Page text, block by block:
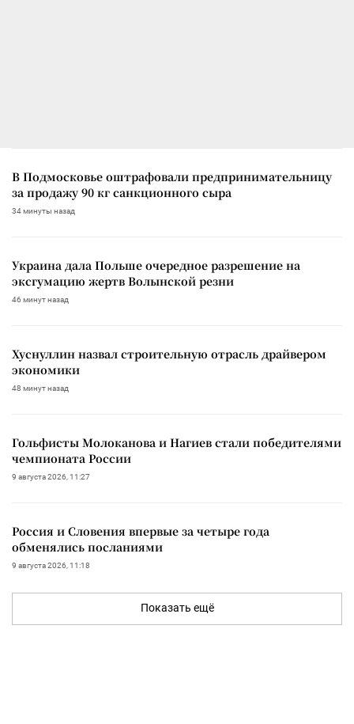
В Подмосковье оштрафовали предпринимательницу
за продажу 90 кг санкционного сыра
34 минуты назад
Украина дала Польше очередное разрешение на
эксгумацию жертв Волынской резни
46 минут назад
Хуснуллин назвал строительную отрасль драйвером
экономики
48 минут назад
Гольфисты Молоканова и Нагиев стали победителями
чемпионата России
9 августа 2026, 11:27
Россия и Словения впервые за четыре года
обменялись посланиями
9 августа 2026, 11:18
Показать ещё